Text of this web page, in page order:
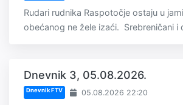
Rudari rudnika Raspotočje ostaju u
obećanog ne žele izaći. Srebreničani i
Dnevnik 3, 05.08.2026.
Dnevnik FTV 05.08.2026 22:20